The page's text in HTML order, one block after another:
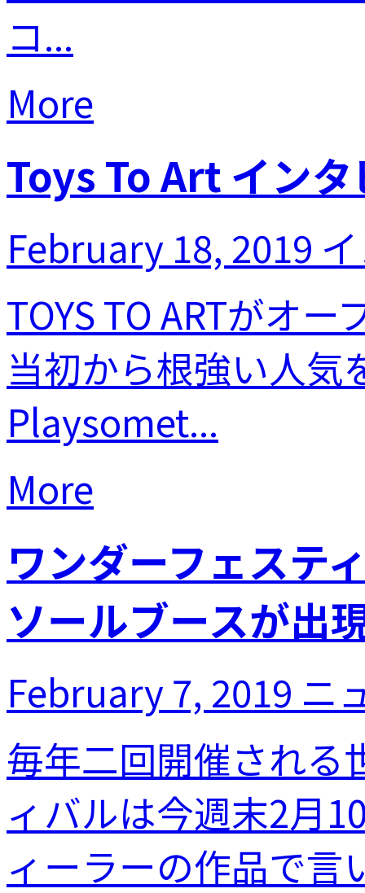
コ...
More
Toys To Art イン
February 18, 2019
TOYS TO ARTがオ
当初から根強い人気
Playsomet...
More
ワンダーフェステ
ソールブースが出
February 7, 2019 ニ
毎年二回開催される
ィバルは今週末2月
ィーラーの作品で言